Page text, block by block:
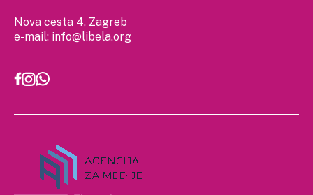
Nova cesta 4, Zagreb
e-mail: info@libela.org